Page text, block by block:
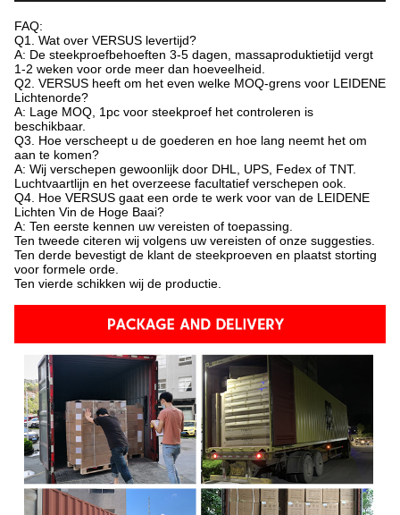
FAQ:
Q1. Wat over VERSUS levertijd?
A: De steekproefbehoeften 3-5 dagen, massaproduktietijd vergt
1-2 weken voor orde meer dan hoeveelheid.
Q2. VERSUS heeft om het even welke MOQ-grens voor LEIDENE
Lichtenorde?
A: Lage MOQ, 1pc voor steekproef het controleren is
beschikbaar.
Q3. Hoe verscheept u de goederen en hoe lang neemt het om
aan te komen?
A: Wij verschepen gewoonlijk door DHL, UPS, Fedex of TNT.
Luchtvaartlijn en het overzeese facultatief verschepen ook.
Q4. Hoe VERSUS gaat een orde te werk voor van de LEIDENE
Lichten Vin de Hoge Baai?
A: Ten eerste kennen uw vereisten of toepassing.
Ten tweede citeren wij volgens uw vereisten of onze suggesties.
Ten derde bevestigt de klant de steekproeven en plaatst storting
voor formele orde.
Ten vierde schikken wij de productie.